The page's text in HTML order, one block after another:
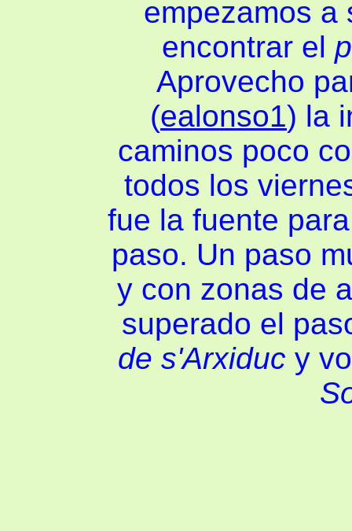
empezamos a
encontrar el
Aprovecho
(ealonso1) la
caminos poco
todos los
fue la fuente
paso. Un paso
y con zonas de
superado el
de s'Arxiduc y